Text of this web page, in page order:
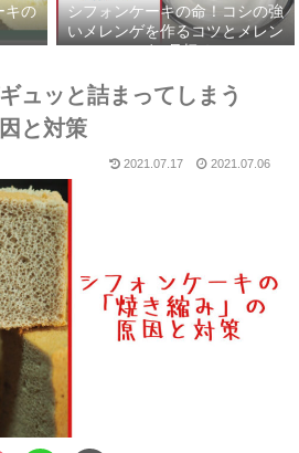
キの
シフォンケーキの命！コシの強
いメレンゲを作るコツとメレン
ゲの見極め
ュッと詰まってしまう
と対策
2021.07.17 2021.07.06